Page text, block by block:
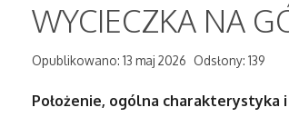
WYCIECZKA NA
Opublikowano: 13 maj 2026 Odsłony: 139
Położenie, ogólna charakterystyka